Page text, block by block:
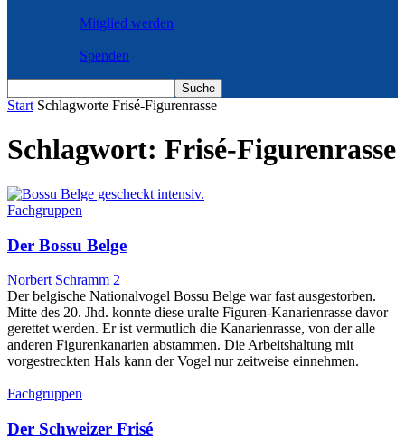
Mitglied werden
Spenden
Start Schlagworte Frisé-Figurenrasse
Schlagwort: Frisé-Figurenrasse
Fachgruppen
Der Bossu Belge
Norbert Schramm 2
Der belgische Nationalvogel Bossu Belge war fast ausgestorben.
Mitte des 20. Jhd. konnte diese uralte Figuren-Kanarienrasse davor
gerettet werden. Er ist vermutlich die Kanarienrasse, von der alle
anderen Figurenkanarien abstammen. Die Arbeitshaltung mit
vorgestreckten Hals kann der Vogel nur zeitweise einnehmen.
Fachgruppen
Der Schweizer Frisé